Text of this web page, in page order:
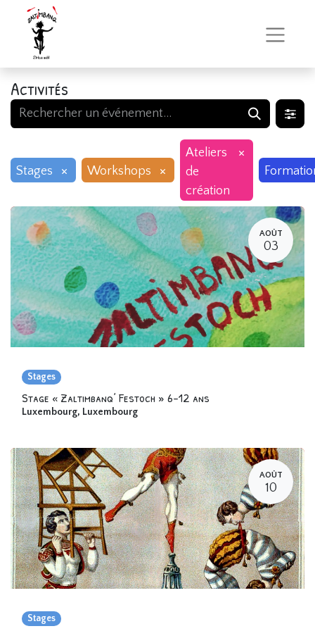
Activités
Stages × Workshops ×
Ateliers
de
création
×
AOÛT
03
Stages
Stage « Zaltimbanq’ Festoch » 6-12 ans
Luxembourg, Luxembourg
AOÛT
10
Stages